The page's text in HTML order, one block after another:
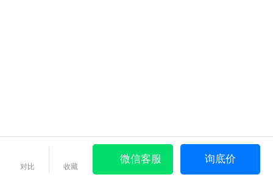
对比 收藏
微信客服 询底价